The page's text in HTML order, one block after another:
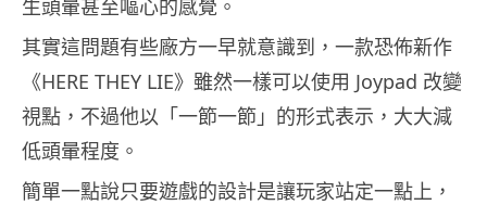
生頭暈甚至嘔心的感覺。
其實這問題有些廠方一早就意識到，一款恐佈新作
《HERE THEY LIE》雖然一樣可以使用 Joypad 改變
視點，不過他以「一節一節」的形式表示，大大減
低頭暈程度。
簡單一點說只要遊戲的設計是讓玩家站定一點上，